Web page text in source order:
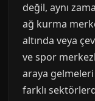
değil, aynı
ağ kurma
altında veya
ve spor
araya
farklı